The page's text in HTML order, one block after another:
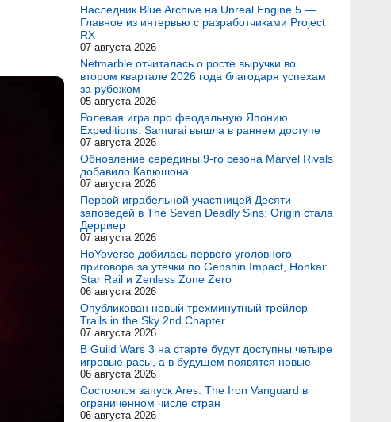
Наследник Blue Archive на Unreal Engine 5 —
Главное из интервью с разработчиками Project
RX
07 августа 2026
Netmarble отчиталась о росте выручки во
втором квартале 2026 года благодаря успехам
за рубежом
05 августа 2026
Ролевая игра про феодальную Японию
Expeditions: Samurai вышла в раннем доступе
07 августа 2026
Обновление середины 9-го сезона Marvel Rivals
добавило Капюшона
07 августа 2026
Первой играбельной участницей Десяти
заповедей в The Seven Deadly Sins: Origin стала
Дерриер
07 августа 2026
HoYoverse добилась первого уголовного
приговора за утечки по Genshin Impact, Honkai:
Star Rail и Zenless Zone Zero
06 августа 2026
Опубликован новый трехминутный трейлер
Trails in the Sky 2nd Chapter
07 августа 2026
В Guild Wars 3 на старте будут доступны четыре
игровые расы, а в будущем появятся новые
06 августа 2026
Состоялся запуск Ares: The Iron Vanguard в
ограниченном числе стран
06 августа 2026